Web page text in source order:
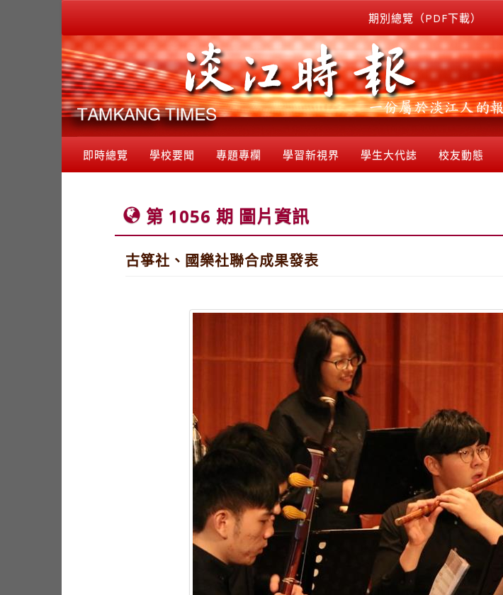
期別總覽（PDF下載）
即時總覽 學校要聞 專題專欄 學習新視界 學生大代誌 校友動態
第 1056 期 圖片資訊
古箏社、國樂社聯合成果發表